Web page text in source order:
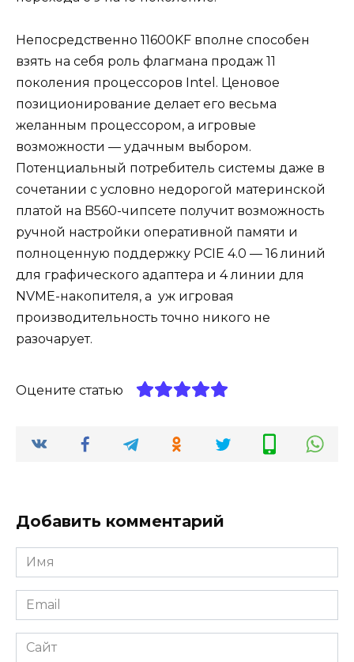
Непосредственно 11600KF вполне способен
взять на себя роль флагмана продаж 11
поколения процессоров Intel. Ценовое
позиционирование делает его весьма
желанным процессором, а игровые
возможности — удачным выбором.
Потенциальный потребитель системы даже в
сочетании с условно недорогой материнской
платой на B560-чипсете получит возможность
ручной настройки оперативной памяти и
полноценную поддержку PCIE 4.0 — 16 линий
для графического адаптера и 4 линии для
NVME-накопителя, а уж игровая
производительность точно никого не
разочарует.
Оцените статью
Добавить комментарий
Имя
Email
Сайт